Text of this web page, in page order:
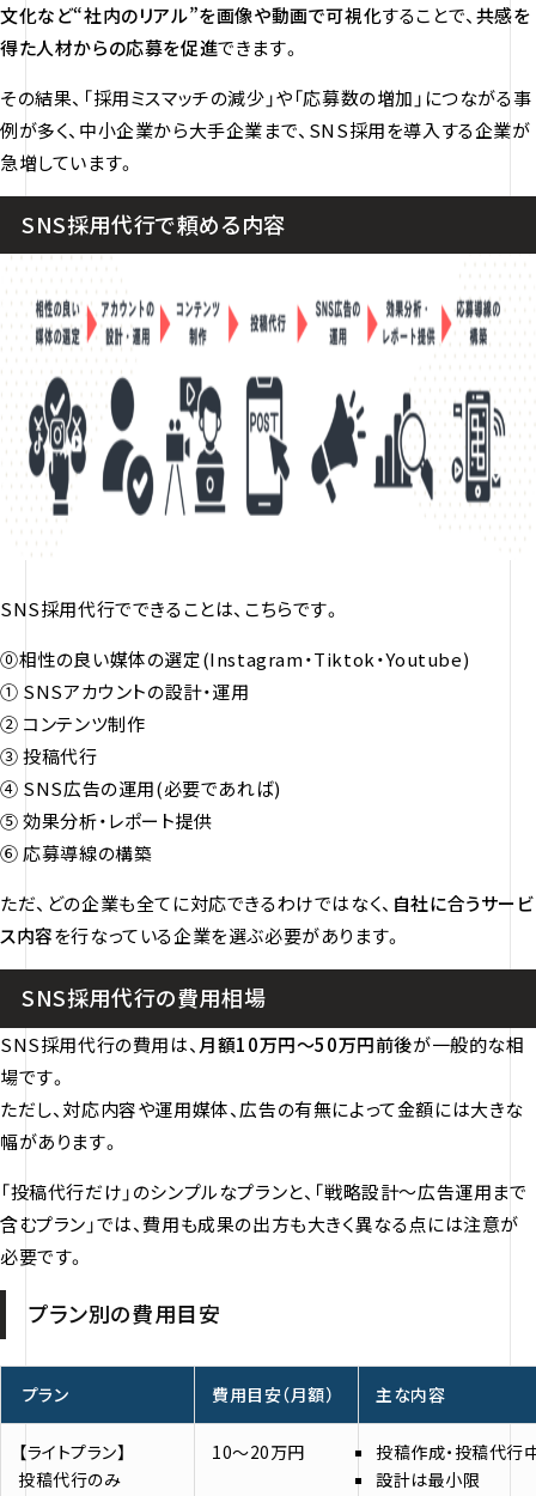
文化など“社内のリアル”を画像や動画で可視化することで、 共感を
得た人材からの応募を促進できます。
その結果、「採用ミスマッチの減少」や「応募数の増加」につながる事
例が多く、中小企業から大手企業まで、SNS採用を導入する企業が
急増しています。
SNS採用代行で頼める内容
SNS採用代行でできることは、こちらです。
⓪相性の良い媒体の選定(Instagram・Tiktok・Youtube)
① SNSアカウントの設計・運用
② コンテンツ制作
③ 投稿代行
④ SNS広告の運用(必要であれば)
⑤ 効果分析・レポート提供
⑥ 応募導線の構築
ただ、どの企業も全てに対応できるわけではなく、 自社に合うサービ
ス内容を行なっている企業を選ぶ必要があります。
SNS採用代行の費用相場
SNS採用代行の費用は、 月額10万円〜50万円前後が一般的な相
場です。
ただし、対応内容や運用媒体、広告の有無によって金額には大きな
幅があります。
「投稿代行だけ」のシンプルなプランと、「戦略設計〜広告運用まで
含むプラン」では、費用も成果の出方も大きく異なる点には注意が
必要です。
プラン別の費用目安
プラン 費用目安（月額） 主な内容
【ライトプラン】
投稿代行のみ
10〜20万円
投稿作成・投稿代行
設計は最小限